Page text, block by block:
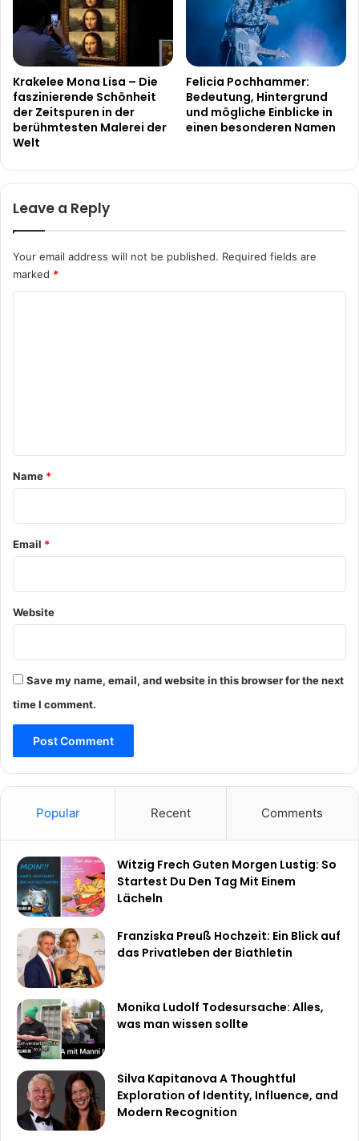
Krakelee Mona Lisa – Die
faszinierende Schönheit
der Zeitspuren in der
berühmtesten Malerei der
Welt
Felicia Pochhammer:
Bedeutung, Hintergrund
und mögliche Einblicke in
einen besonderen Namen
Leave a Reply
Your email address will not be published. Required fields are
marked *
*
Name *
Email *
Website
Save my name, email, and website in this browser for the next
time I comment.
Popular Recent Comments
Witzig Frech Guten Morgen Lustig: So
Startest Du Den Tag Mit Einem
Lächeln
Franziska Preuß Hochzeit: Ein Blick auf
das Privatleben der Biathletin
Monika Ludolf Todesursache: Alles,
was man wissen sollte
Silva Kapitanova A Thoughtful
Exploration of Identity, Influence, and
Modern Recognition